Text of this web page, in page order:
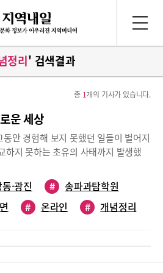
정리' 검색결과
총 1개의 기사가 있습니다.
운 세상
안 경험해 보지 못했던 일들이 벌어지
하지 못하는 초유의 사태까지 발생했
되거나 아예 시행 하지 않게 되었고,
의고사를 경험해 보지도 못한 한 해가
한 상황 속에서 학생들은 직접적인
·광진 #
송파과탐학원
# 온라인 #
개념정리